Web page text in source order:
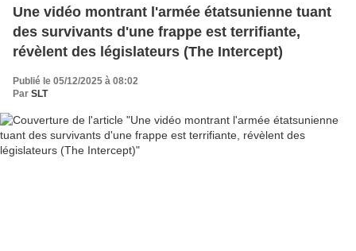
Une vidéo montrant l'armée étatsunienne tuant
des survivants d'une frappe est terrifiante,
révèlent des législateurs (The Intercept)
Publié le 05/12/2025 à 08:02
Par SLT